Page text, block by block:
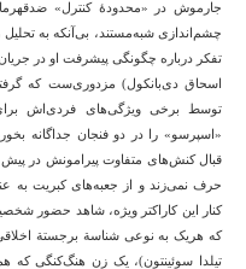
جارموش در «محدودۀ کنترل»
چشم‌اندازی شبه‌مستند، بی‌آنکه به
تفکر درباره چگونگی پیشرفت او در
اسحاق دی‌بانکول) مزدوری‌‌ست که
توسط برخی ویژگی‌های فردی‌اش برای
«اسپرسو» را در دو فنجان جداگانه
قبال کنش‌های متفاوت پیرامونش در پیش
حرف نمی‌زند و از جعبه‌های کبریت به
کنار این کاراکتر ویژه، شاهد حضور
که هریک به نوعی شناسة برجستة
تیلدا سوئینتون)، یک زن هنگ‌کنگی که